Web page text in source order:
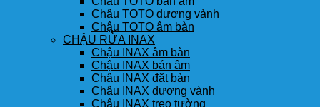
Chậu TOTO dương vành
Chậu TOTO âm bàn
CHẬU RỬA INAX
Chậu INAX âm bàn
Chậu INAX bán âm
Chậu INAX đặt bàn
Chậu INAX dương vành
Chậu INAX treo tường